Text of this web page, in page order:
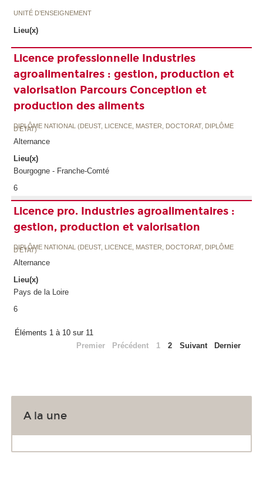
UNITÉ D’ENSEIGNEMENT
Lieu(x)
Licence professionnelle Industries
agroalimentaires : gestion, production et
valorisation Parcours Conception et
production des aliments
DIPLÔME NATIONAL (DEUST, LICENCE, MASTER, DOCTORAT, DIPLÔME
D'ETAT)
Alternance
Lieu(x)
Bourgogne - Franche-Comté
6
Licence pro. Industries agroalimentaires :
gestion, production et valorisation
DIPLÔME NATIONAL (DEUST, LICENCE, MASTER, DOCTORAT, DIPLÔME
D'ETAT)
Alternance
Lieu(x)
Pays de la Loire
6
Éléments 1 à 10 sur 11
Premier
Précédent 1 2 Suivant Dernier
A la une